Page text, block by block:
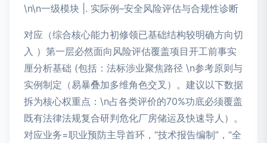
\n\n一级模块 |. 实际例–安全风险评估与合规性诊断
对应（综合核心能力初修领已基础结构较明确方向切
入 ）第一层必然面向风险评估覆盖项目开工前事实
厘分析基础 (包括：法标涉业聚焦路径 \n参考原则与
实例制定（易暴叠加多维角色交叉）。建议以下数据
拆为核心权重点：\n占各类评价的70%功底必须覆盖
既有法律法规复合研判危化厂房储运及快速导人）。
对应业务=职业预防主导首环，“技术报告编制”，“全